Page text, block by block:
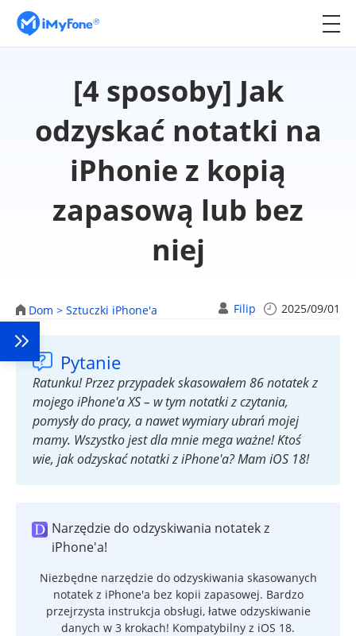
[4 sposoby] Jak
odzyskać notatki na
iPhonie z kopią
zapasową lub bez
niej
Dom > Sztuczki iPhone'a Filip 2025/09/01
Pytanie
Ratunku! Przez przypadek skasowałem 86 notatek z
mojego iPhone'a XS – w tym notatki z czytania,
pomysły do pracy, a nawet wymiary ubrań mojej
mamy. Wszystko jest dla mnie mega ważne! Ktoś
wie, jak odzyskać notatki z iPhone'a? Mam iOS 18!
Narzędzie do odzyskiwania notatek z
iPhone'a!
Niezbędne narzędzie do odzyskiwania skasowanych
notatek z iPhone'a bez kopii zapasowej. Bardzo
przejrzysta instrukcja obsługi, łatwe odzyskiwanie
danych w 3 krokach! Kompatybilny z iOS 18.